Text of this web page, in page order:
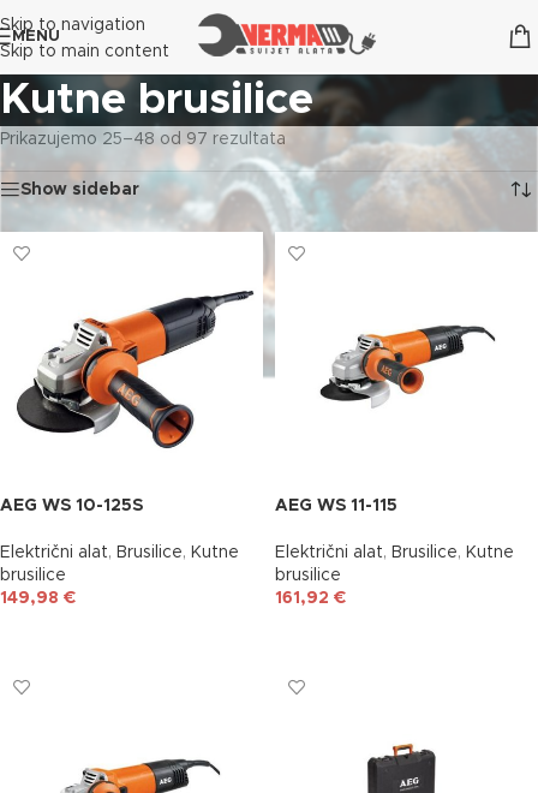
Skip to navigation
Skip to main content
MENU
Kutne brusilice
Prikazujemo 25–48 od 97 rezultata
Show sidebar
AEG WS 10-125S
Električni alat, Brusilice, Kutne
brusilice
149,98 €
AEG WS 11-115
Električni alat, Brusilice, Kutne
brusilice
161,92 €